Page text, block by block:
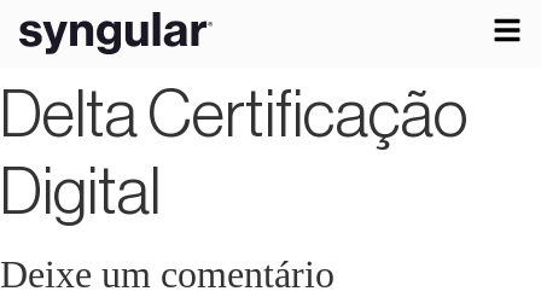
Delta Certificação
Digital
Deixe um comentário